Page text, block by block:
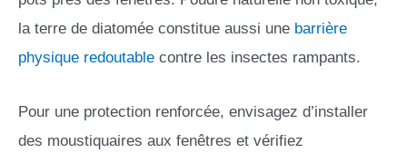
la terre de diatomée constitue aussi une barrière
physique redoutable contre les insectes rampants.
Pour une protection renforcée, envisagez d’installer
des moustiquaires aux fenêtres et vérifiez